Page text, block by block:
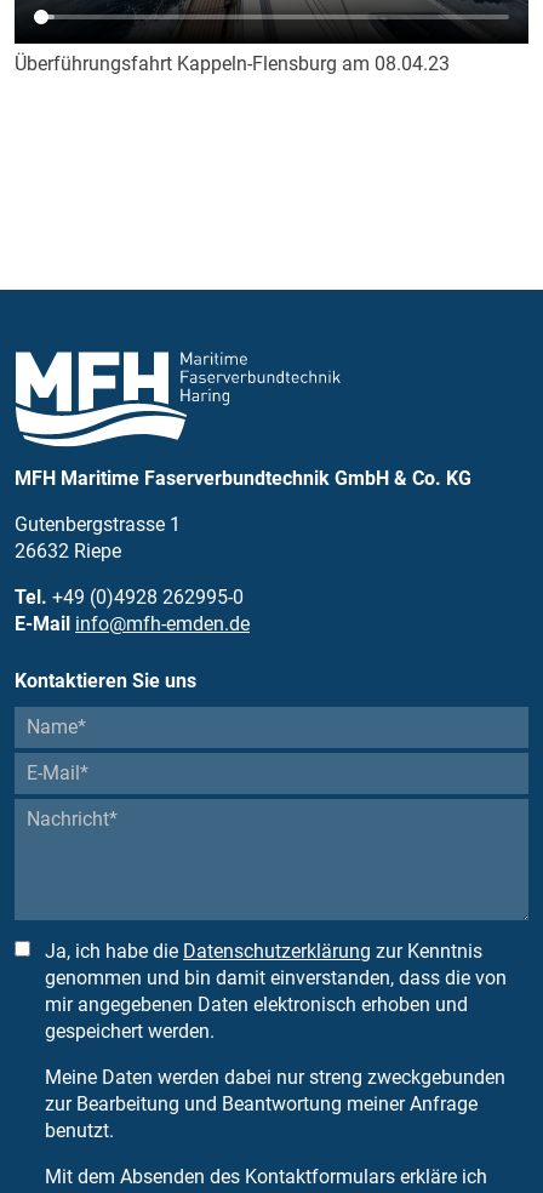
Überführungsfahrt Kappeln-Flensburg am 08.04.23
MFH Maritime Faserverbundtechnik GmbH & Co. KG
Gutenbergstrasse 1
26632 Riepe
Tel. +49 (0)4928 262995-0
E-Mail info@mfh-emden.de
Kontaktieren Sie uns
Ja, ich habe die Datenschutzerklärung zur Kenntnis
genommen und bin damit einverstanden, dass die von
mir angegebenen Daten elektronisch erhoben und
gespeichert werden.
Meine Daten werden dabei nur streng zweckgebunden
zur Bearbeitung und Beantwortung meiner Anfrage
benutzt.
Mit dem Absenden des Kontaktformulars erkläre ich